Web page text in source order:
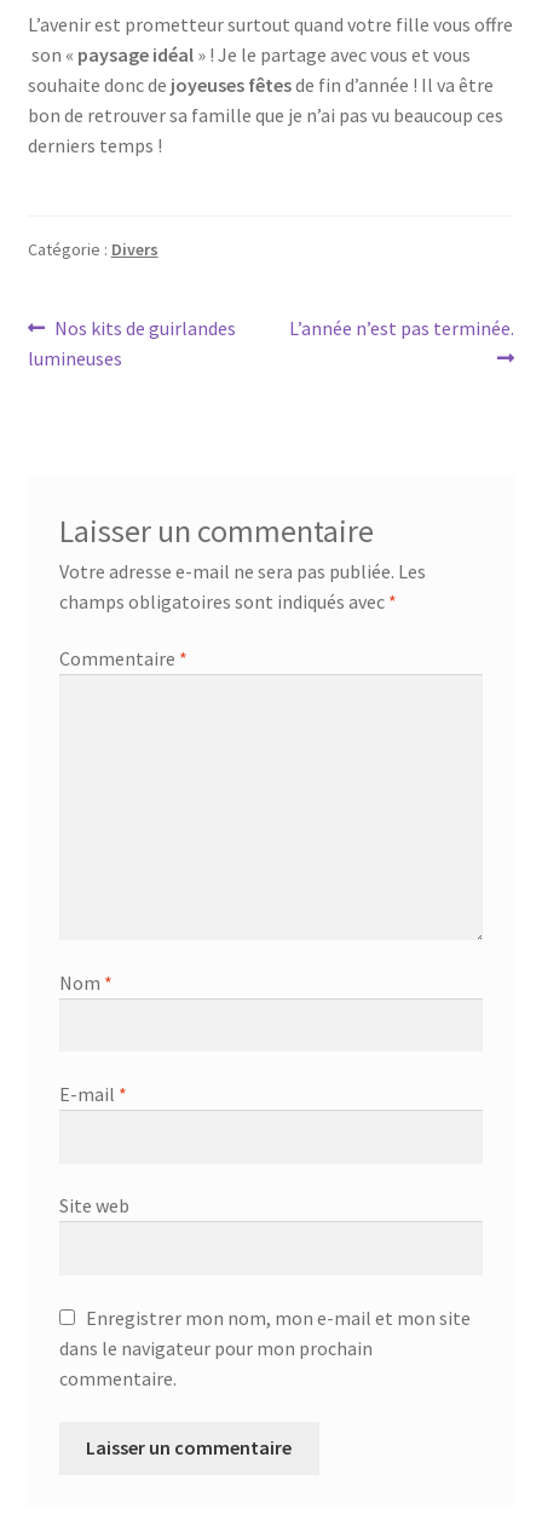
L’avenir est prometteur surtout quand votre fille vous offre
son « paysage idéal» ! Je le partage avec vous et vous
souhaite donc de joyeuses fêtesde fin d’année ! Il va être
bon de retrouver sa famille que je n’ai pas vu beaucoup ces
derniers temps !
Catégorie : Divers
Navigation
de
Article
précédent :
Nos kits de guirlandes
lumineuses
Article
L’année n’est pas terminée.
Laisser un commentaire
Votre adresse e-mail ne sera pas publiée. Les
champs obligatoires sont indiqués avec *
Commentaire *
Nom *
E-mail *
Site web
Enregistrer mon nom, mon e-mail et mon site
dans le navigateur pour mon prochain
commentaire.